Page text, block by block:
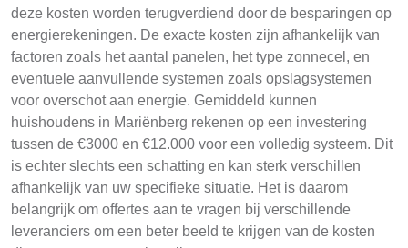
deze kosten worden terugverdiend door de besparingen op
energierekeningen. De exacte kosten zijn afhankelijk van
factoren zoals het aantal panelen, het type zonnecel, en
eventuele aanvullende systemen zoals opslagsystemen
voor overschot aan energie. Gemiddeld kunnen
huishoudens in Mariënberg rekenen op een investering
tussen de €3000 en €12.000 voor een volledig systeem. Dit
is echter slechts een schatting en kan sterk verschillen
afhankelijk van uw specifieke situatie. Het is daarom
belangrijk om offertes aan te vragen bij verschillende
leveranciers om een beter beeld te krijgen van de kosten